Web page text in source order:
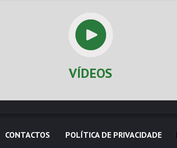
VÍDEOS
CONTACTOS POLÍTICA DE PRIVACIDADE